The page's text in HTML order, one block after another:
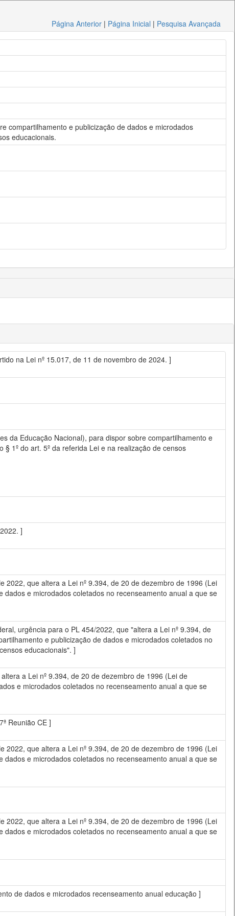
Página Anterior | Página Inicial | Pesquisa Avançada
compartilhamento e publicização de dados e microdados
educacionais.
na Lei nº 15.017, de 11 de novembro de 2024. ]
da Educação Nacional), para dispor sobre compartilhamento e
1º do art. 5º da referida Lei e na realização de censos
]
2022, que altera a Lei nº 9.394, de 20 de dezembro de 1996 (Lei
e microdados coletados no recenseamento anual a que se
urgência para o PL 454/2022, que "altera a Lei nº 9.394, de
e publicização de dados e microdados coletados no
educacionais". ]
a Lei nº 9.394, de 20 de dezembro de 1996 (Lei de
e microdados coletados no recenseamento anual a que se
Reunião CE ]
2022, que altera a Lei nº 9.394, de 20 de dezembro de 1996 (Lei
e microdados coletados no recenseamento anual a que se
2022, que altera a Lei nº 9.394, de 20 de dezembro de 1996 (Lei
e microdados coletados no recenseamento anual a que se
de dados e microdados recenseamento anual educação ]